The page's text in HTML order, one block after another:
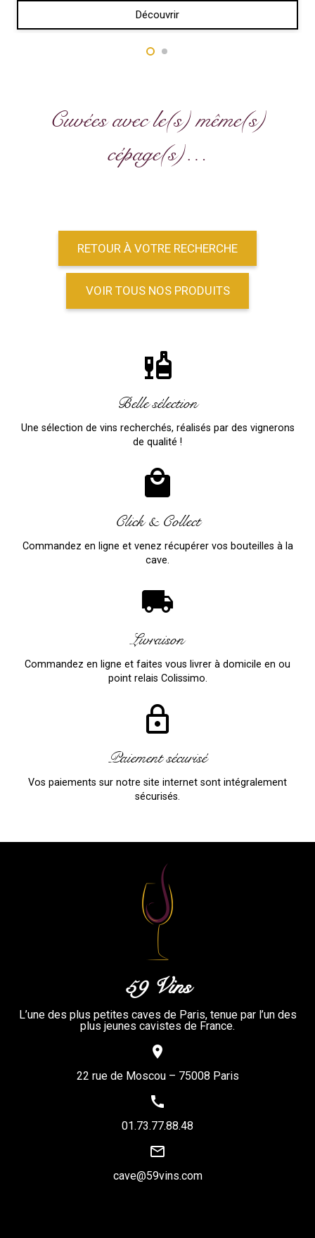
Découvrir
Cuvées avec le(s) même(s)
cépage(s)…
RETOUR À VOTRE RECHERCHE
VOIR TOUS NOS PRODUITS
liquor
Belle sélection
Une sélection de vins recherchés, réalisés par des vignerons
de qualité !
local_mall
Click & Collect
Commandez en ligne et venez récupérer vos bouteilles à la
cave.
local_shipping
Livraison
Commandez en ligne et faites vous livrer à domicile en ou
point relais Colissimo.
lock_outline
Paiement sécurisé
Vos paiements sur notre site internet sont intégralement
sécurisés.
59 Vins
L’une des plus petites caves de Paris, tenue par l’un des
plus jeunes cavistes de France.
place
22 rue de Moscou – 75008 Paris
call
01.73.77.88.48
mail_outline
cave@59vins.com